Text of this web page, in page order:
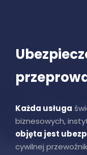
Każda usługa
biznesowych,
objęta jest
cywilnej